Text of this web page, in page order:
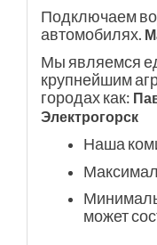
Подключаем
автомобилях.
Мы являемся
крупнейшим
городах как:
Электрогорск
Наша
может